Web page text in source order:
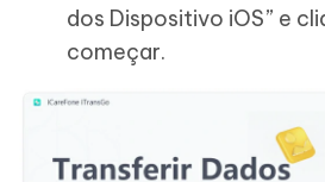
dos Dispositivo iOS” e
começar.